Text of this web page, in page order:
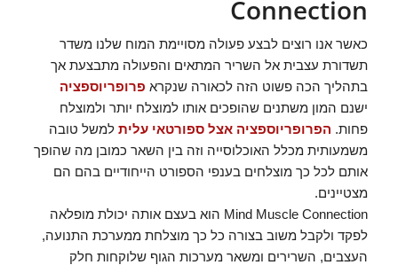
Connection
כאשר אנו רוצים לבצע פעולה מסויימת המוח שלנו משדר
תשדורת עצבית אל השריר המתאים והפעולה מתבצעת אך
בתהליך הכה פשוט הזה לכאורה שנקרא פרופריוספציה
ישנם המון משתנים שהופכים אותו למוצלח יותר ולמוצלח
פחות. הפרופריוספציה אצל ספורטאי עליתלמשל טובה
משמעותית מכלל האוכלוסייה וזה בין השאר כמובן מה שהופך
אותם לכל כך מוצלחים בענפי הספורט הייחודיים בהם הם
מצטיינים.
Mind Muscle Connection הוא בעצם אותה יכולת מופלאה
לפקד ולקבל משוב בצורה כל כך מוצלחת ממערכת התנועה,
העצבים, השרירים ומשאר מערכות הגוף שלוקחות חלק